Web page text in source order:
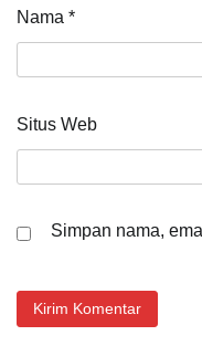
Nama *
Situs Web
Simpan nama,